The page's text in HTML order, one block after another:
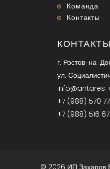
Команда
Контакты
КОНТАКТЫ
г. Ростов-на-
ул.
+7 (988) 570
+7 (988) 516 67
© 2026 ИП Захаров